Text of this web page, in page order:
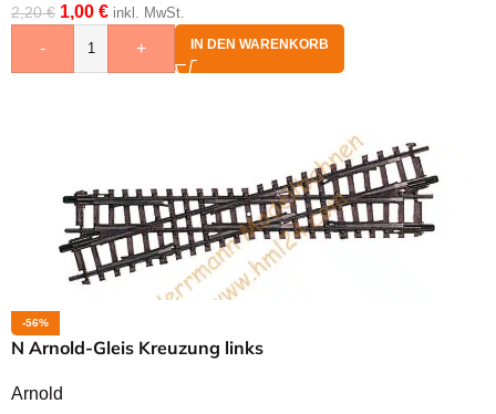
2,20€ 1,00 € inkl. MwSt.
- + IN DEN WARENKORB
-56%
N Arnold-Gleis Kreuzung links
Arnold